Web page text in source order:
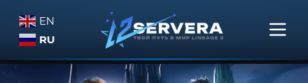
EN
RU